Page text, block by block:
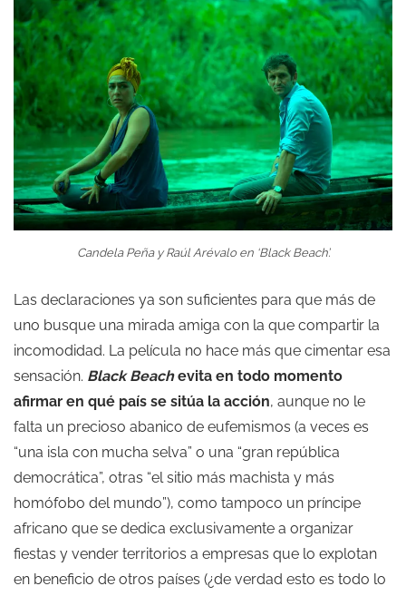
Candela Peña y Raúl Arévalo en ‘Black Beach’.
Las declaraciones ya son suficientes para que más de
uno busque una mirada amiga con la que compartir la
incomodidad. La película no hace más que cimentar esa
sensación. Black Beachevita en todo momento
afirmar en qué país se sitúa la acción, aunque no le
falta un precioso abanico de eufemismos (a veces es
“una isla con mucha selva” o una “gran república
democrática”, otras “el sitio más machista y más
homófobo del mundo”), como tampoco un príncipe
africano que se dedica exclusivamente a organizar
fiestas y vender territorios a empresas que lo explotan
en beneficio de otros países (¿de verdad esto es todo lo